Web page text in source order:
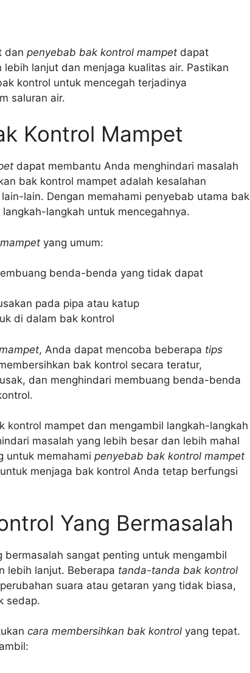
dan penyebab bak kontrol mampet dapat
lanjut dan menjaga kualitas air. Pastikan
kontrol untuk mencegah terjadinya
saluran air.
Kontrol Mampet
dapat membantu Anda menghindari masalah
bak kontrol mampet adalah kesalahan
lain. Dengan memahami penyebab utama bak
langkah untuk mencegahnya.
yang umum:
benda-benda yang tidak dapat
pada pipa atau katup
di dalam bak kontrol
, Anda dapat mencoba beberapa tips
bak kontrol secara teratur,
dan menghindari membuang benda-benda
kontrol mampet dan mengambil langkah-langkah
masalah yang lebih besar dan lebih mahal
untuk memahami penyebab bak kontrol mampet
untuk menjaga bak kontrol Anda tetap berfungsi
Yang Bermasalah
sangat penting untuk mengambil
lebih lanjut. Beberapa tanda-tanda bak kontrol
suara atau getaran yang tidak biasa,
sedap.
cara membersihkan bak kontrol yang tepat.